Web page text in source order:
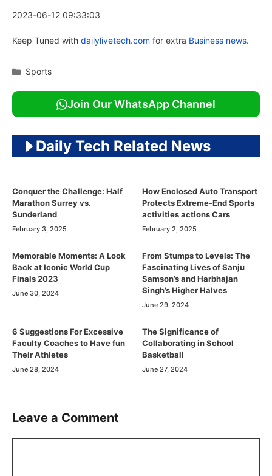
2023-06-12 09:33:03
Keep Tuned with dailylivetech.com for extra Business news.
Categories
Sports
Join Our WhatsApp Channel
Daily Tech Related News
Conquer the Challenge: Half
Marathon Surrey vs.
Sunderland
February 3, 2025
How Enclosed Auto Transport
Protects Extreme-End Sports
activities actions Cars
February 2, 2025
Memorable Moments: A Look
Back at Iconic World Cup
Finals 2023
June 30, 2024
From Stumps to Levels: The
Fascinating Lives of Sanju
Samson’s and Harbhajan
Singh’s Higher Halves
June 29, 2024
6 Suggestions For Excessive
Faculty Coaches to Have fun
Their Athletes
June 28, 2024
The Significance of
Collaborating in School
Basketball
June 27, 2024
Leave a Comment